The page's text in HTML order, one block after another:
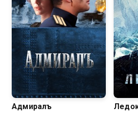
Адмиралъ